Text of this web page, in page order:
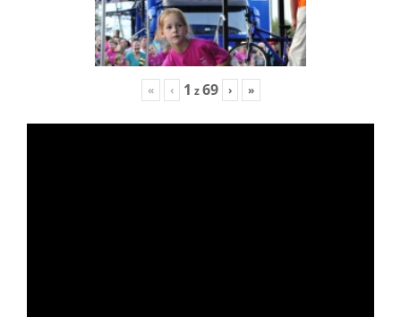
« ‹ 1 z69 › »